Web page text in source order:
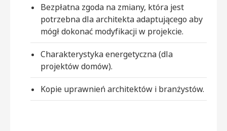
Bezpłatna zgoda na zmiany, która jest
potrzebna dla architekta adaptującego aby
mógł dokonać modyfikacji w projekcie.
Charakterystyka energetyczna (dla
projektów domów).
Kopie uprawnień architektów i branżystów.